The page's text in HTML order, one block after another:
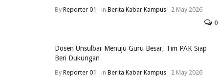
ByReporter 01 inBerita Kabar Kampus 2 May 2026
0
Dosen Unsulbar Menuju Guru Besar, Tim PAK Siap
Beri Dukungan
ByReporter 01 inBerita Kabar Kampus 2 May 2026